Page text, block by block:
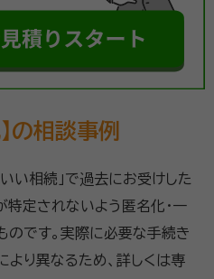
の相談事例
い相続」で過去にお受けした
特定されないよう匿名化・一
のです。実際に必要な手続き
り異なるため、詳しくは専